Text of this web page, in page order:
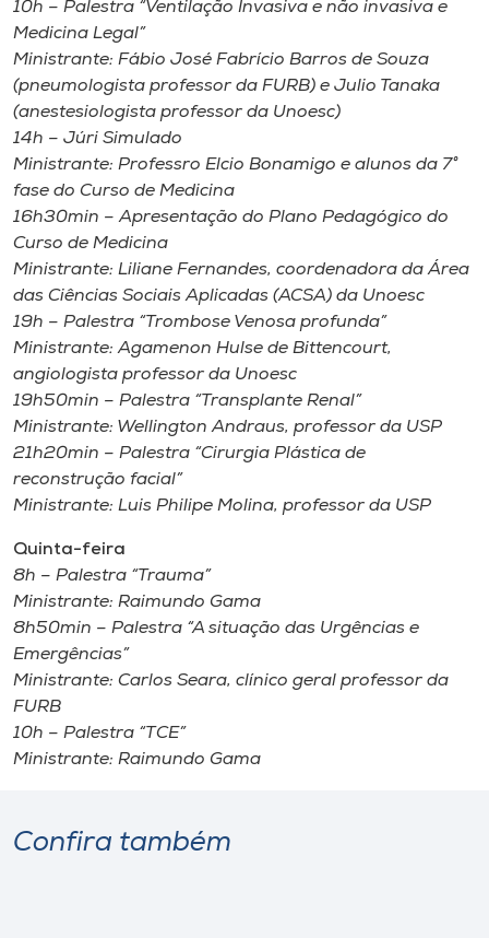
10h – Palestra “Ventilação Invasiva e não invasiva e
Medicina Legal”
Ministrante: Fábio José Fabrício Barros de Souza
(pneumologista professor da FURB) e Julio Tanaka
(anestesiologista professor da Unoesc)
14h – Júri Simulado
Ministrante: Professro Elcio Bonamigo e alunos da 7°
fase do Curso de Medicina
16h30min – Apresentação do Plano Pedagógico do
Curso de Medicina
Ministrante: Liliane Fernandes, coordenadora da Área
das Ciências Sociais Aplicadas (ACSA) da Unoesc
19h – Palestra “Trombose Venosa profunda”
Ministrante: Agamenon Hulse de Bittencourt,
angiologista professor da Unoesc
19h50min – Palestra “Transplante Renal”
Ministrante: Wellington Andraus, professor da USP
21h20min – Palestra “Cirurgia Plástica de
reconstrução facial”
Ministrante: Luis Philipe Molina, professor da USP
Quinta-feira
8h – Palestra “Trauma”
Ministrante: Raimundo Gama
8h50min – Palestra “A situação das Urgências e
Emergências”
Ministrante: Carlos Seara, clínico geral professor da
FURB
10h – Palestra “TCE”
Ministrante: Raimundo Gama
Confira também